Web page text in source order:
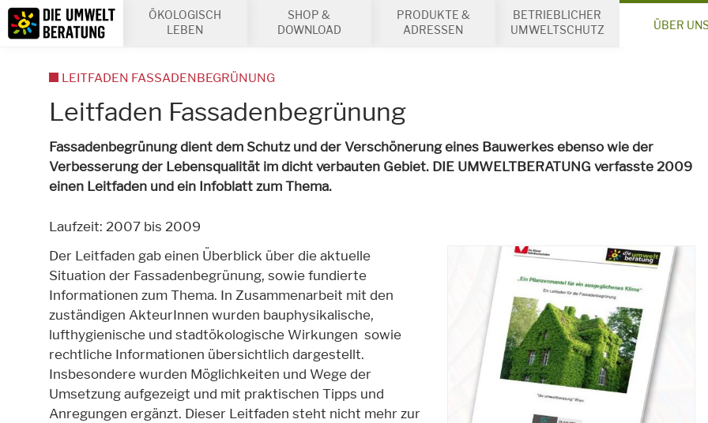
Inhalt
Suche
ÖKOLOGISCH
LEBEN
SHOP &
DOWNLOAD
PRODUKTE &
ADRESSEN
BETRIEBLICHER
UMWELTSCHUTZ
ÜBER
Leitfaden Fassadenbegrünung
Fassadenbegrünung dient dem Schutz und der Verschönerung eines Bauwerkes ebenso wie der
Verbesserung der Lebensqualität im dicht verbauten Gebiet. DIE UMWELTBERATUNG verfasste 2009
einen Leitfaden und ein Infoblatt zum Thema.
Laufzeit: 2007 bis 2009
Der Leitfaden gab einen Überblick über die aktuelle
Situation der Fassadenbegrünung, sowie fundierte
Informationen zum Thema. In Zusammenarbeit mit den
zuständigen AkteurInnen wurden bauphysikalische,
lufthygienische und stadtökologische Wirkungen sowie
rechtliche Informationen übersichtlich dargestellt.
Insbesondere wurden Möglichkeiten und Wege der
Umsetzung aufgezeigt und mit praktischen Tipps und
Anregungen ergänzt. Dieser Leitfaden steht nicht mehr zur
LEITFADEN FASSADENBEGRÜNUNG